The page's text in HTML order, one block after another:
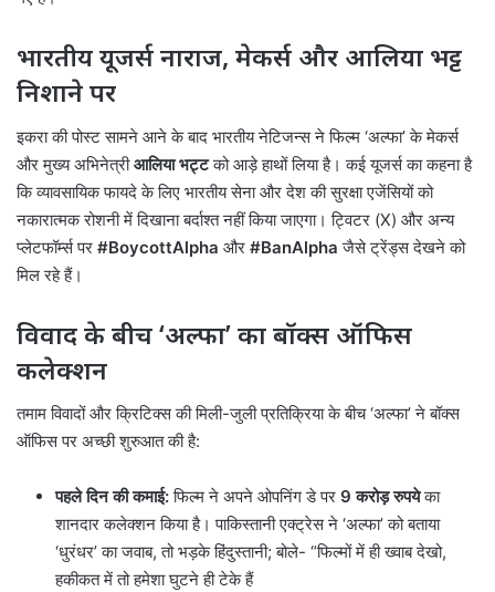
भारतीय यूजर्स नाराज, मेकर्स और आलिया भट्ट
निशाने पर
इकरा की पोस्ट सामने आने के बाद भारतीय नेटिजन्स ने फिल्म ‘अल्फा’ के मेकर्स
और मुख्य अभिनेत्रीआलिया भट्टको आड़े हाथों लिया है। कई यूजर्स का कहना है
कि व्यावसायिक फायदे के लिए भारतीय सेना और देश की सुरक्षा एजेंसियों को
नकारात्मक रोशनी में दिखाना बर्दाश्त नहीं किया जाएगा। ट्विटर (X) और अन्य
प्लेटफॉर्म्स पर #BoycottAlpha और #BanAlpha जैसे ट्रेंड्स देखने को
मिल रहे हैं।
विवाद के बीच ‘अल्फा’ का बॉक्स ऑफिस
कलेक्शन
तमाम विवादों और क्रिटिक्स की मिली-जुली प्रतिक्रिया के बीच ‘अल्फा’ ने बॉक्स
ऑफिस पर अच्छी शुरुआत की है:
पहले दिन की कमाई:फिल्म ने अपने ओपनिंग डे पर 9 करोड़ रुपयेका
शानदार कलेक्शन किया है। पाकिस्तानी एक्ट्रेस ने ‘अल्फा’ को बताया
‘धुरंधर’ का जवाब, तो भड़के हिंदुस्तानी; बोले- “फिल्मों में ही ख्वाब देखो,
हकीकत में तो हमेशा घुटने ही टेके हैं